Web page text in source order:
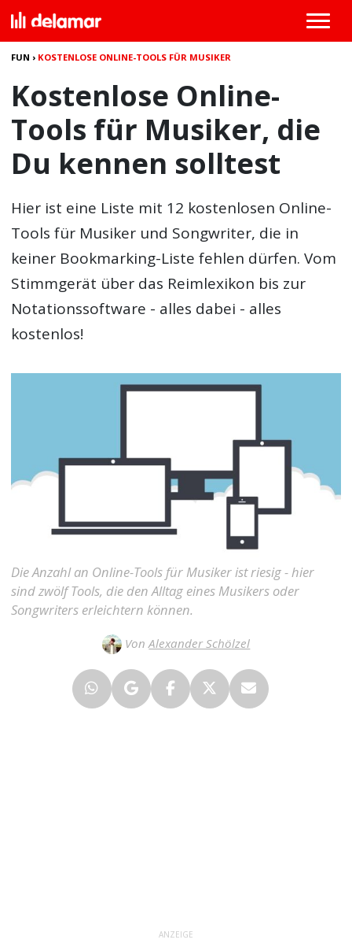
FUN › KOSTENLOSE ONLINE-TOOLS FÜR MUSIKER
Kostenlose Online-
Tools für Musiker, die
Du kennen solltest
Hier ist eine Liste mit 12 kostenlosen Online-
Tools für Musiker und Songwriter, die in
keiner Bookmarking-Liste fehlen dürfen. Vom
Stimmgerät über das Reimlexikon bis zur
Notationssoftware - alles dabei - alles
kostenlos!
Die Anzahl an Online-Tools für Musiker ist riesig - hier
sind zwölf Tools, die den Alltag eines Musikers oder
Songwriters erleichtern können.
VonAlexander Schölzel
ANZEIGE